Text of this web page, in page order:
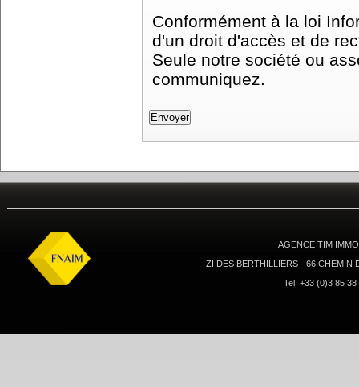
Conformément à la loi
d'un droit d'accès et de
Seule notre société ou
communiquez.
AGENCE TIM
ZI DES BERTHILLIERS - 66 CHEMIN
Tel: +33 (0)3 85